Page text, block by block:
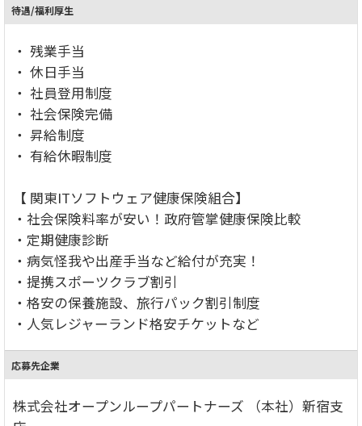
待遇/福利厚生
・ 残業手当
・ 休日手当
・ 社員登用制度
・ 社会保険完備
・ 昇給制度
・ 有給休暇制度
【 関東ITソフトウェア健康保険組合】
・社会保険料率が安い！政府管掌健康保険比較
・定期健康診断
・病気怪我や出産手当など給付が充実！
・提携スポーツクラブ割引
・格安の保養施設、旅行パック割引制度
・人気レジャーランド格安チケットなど
応募先企業
株式会社オープンループパートナーズ （本社）新宿支